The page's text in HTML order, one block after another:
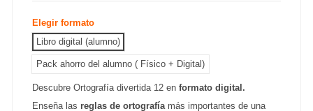
Elegir formato
Libro digital (alumno)
Pack ahorro del alumno ( Físico + Digital)
Descubre Ortografía divertida 12 enformato digital.
Enseña las reglas de ortografía más importantes de una